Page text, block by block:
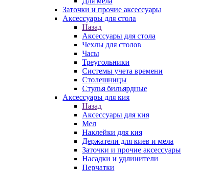
Заточки и прочие аксессуары
Аксессуары для стола
Назад
Аксессуары для стола
Чехлы для столов
Часы
Треугольники
Системы учета времени
Столешницы
Стулья бильярдные
Аксессуары для кия
Назад
Аксессуары для кия
Мел
Наклейки для кия
Держатели для киев и мела
Заточки и прочие аксессуары
Насадки и удлинители
Перчатки